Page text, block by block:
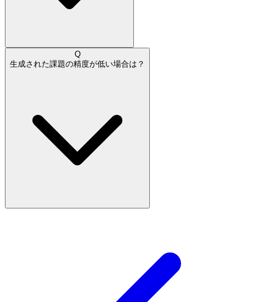
Q
生成された課題の精度が低い場合は？